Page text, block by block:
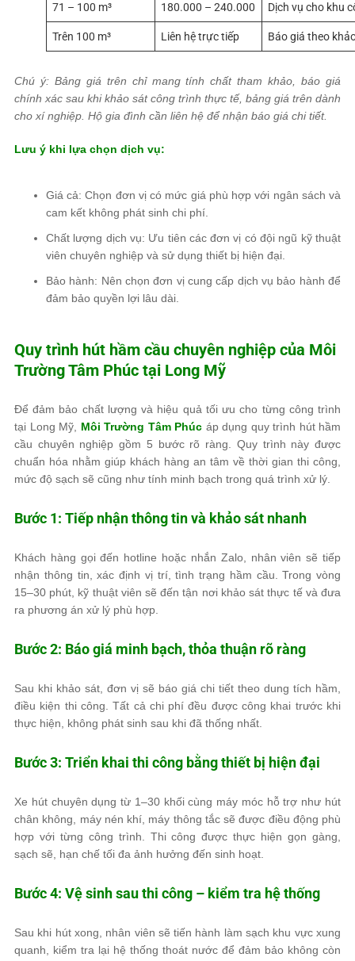
71 – 100 m³ 180.000 – 240.000 Dịch vụ cho khu
Trên 100 m³ Liên hệ trực tiếp Báo giá theo
Chú ý: Bảng giá trên chỉ mang tính chất tham khảo, báo giá
chính xác sau khi khảo sát công trình thực tế, bảng giá trên dành
cho xí nghiệp. Hộ gia đình cần liên hệ để nhận báo giá chi tiết.
Lưu ý khi lựa chọn dịch vụ:
Giá cả: Chọn đơn vị có mức giá phù hợp với ngân sách và
cam kết không phát sinh chi phí.
Chất lượng dịch vụ: Ưu tiên các đơn vị có đội ngũ kỹ thuật
viên chuyên nghiệp và sử dụng thiết bị hiện đại.
Bảo hành: Nên chọn đơn vị cung cấp dịch vụ bảo hành để
đảm bảo quyền lợi lâu dài.
Quy trình hút hầm cầu chuyên nghiệp của Môi
Trường Tâm Phúc tại Long Mỹ
Để đảm bảo chất lượng và hiệu quả tối ưu cho từng công trình
tại Long Mỹ, Môi Trường Tâm Phúc áp dụng quy trình hút hầm
cầu chuyên nghiệp gồm 5 bước rõ ràng. Quy trình này được
chuẩn hóa nhằm giúp khách hàng an tâm về thời gian thi công,
mức độ sạch sẽ cũng như tính minh bạch trong quá trình xử lý.
Bước 1: Tiếp nhận thông tin và khảo sát nhanh
Khách hàng gọi đến hotline hoặc nhắn Zalo, nhân viên sẽ tiếp
nhận thông tin, xác định vị trí, tình trạng hầm cầu. Trong vòng
15–30 phút, kỹ thuật viên sẽ đến tận nơi khảo sát thực tế và đưa
ra phương án xử lý phù hợp.
Bước 2: Báo giá minh bạch, thỏa thuận rõ ràng
Sau khi khảo sát, đơn vị sẽ báo giá chi tiết theo dung tích hầm,
điều kiện thi công. Tất cả chi phí đều được công khai trước khi
thực hiện, không phát sinh sau khi đã thống nhất.
Bước 3: Triển khai thi công bằng thiết bị hiện đại
Xe hút chuyên dụng từ 1–30 khối cùng máy móc hỗ trợ như hút
chân không, máy nén khí, máy thông tắc sẽ được điều động phù
hợp với từng công trình. Thi công được thực hiện gọn gàng,
sạch sẽ, hạn chế tối đa ảnh hưởng đến sinh hoạt.
Bước 4: Vệ sinh sau thi công – kiểm tra hệ thống
Sau khi hút xong, nhân viên sẽ tiến hành làm sạch khu vực xung
quanh, kiểm tra lại hệ thống thoát nước để đảm bảo không còn